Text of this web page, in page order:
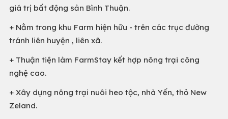
giá trị bất động sản Bình Thuận.
+ Nằm trong khu Farm hiện hữu - trên các trục đường
tránh liên huyện , liên xã.
+ Thuận tiện làm FarmStay kết hợp nông trại công
nghệ cao.
+ Xây dựng nông trại nuôi heo tộc, nhà Yến, thỏ New
Zeland.